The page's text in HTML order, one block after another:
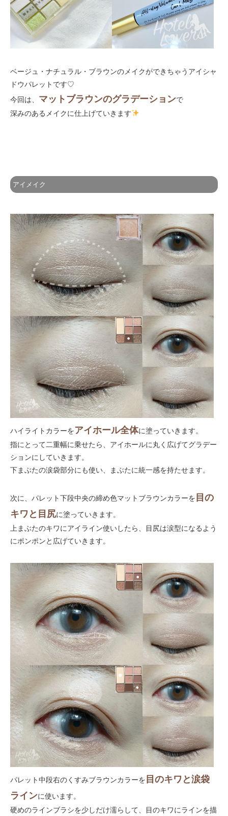
ベージュ・ナチュラル・ブラウンのメイクができちゃうアイシャ
ドウパレットです♡
今回は、 マットブラウンのグラデーションで
深みのあるメイクに仕上げていきます
アイメイク
ハイライトカラーをアイホール全体に塗っていきます。
指にとって二重幅に乗せたら、アイホールに丸く広げてグラデー
ションにしていきます。
下まぶたの涙袋部分にも使い、まぶたに統一感を持たせます。
次に、パレット下段中央の締め色マットブラウンカラーを 目の
キワと目尻に塗っていきます。
上まぶたのキワにアイライン使いしたら、目尻は涙型になるよう
にポンポンと広げていきます。
パレット中段右のくすみブラウンカラーを 目のキワと涙袋
ラインに使います。
硬めのラインブラシを少しだけ濡らして、目のキワにラインを描